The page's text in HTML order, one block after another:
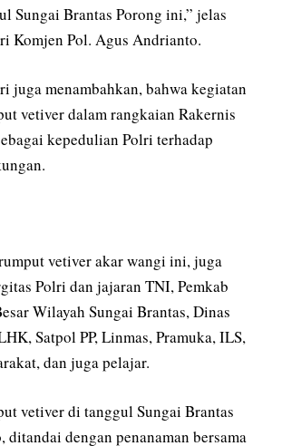
Sungai Brantas Porong ini,” jelas
Komjen Pol. Agus Andrianto.
juga menambahkan, bahwa kegiatan
vetiver dalam rangkaian Rakernis
kepedulian Polri terhadap
vetiver akar wangi ini, juga
Polri dan jajaran TNI, Pemkab
Wilayah Sungai Brantas, Dinas
Satpol PP, Linmas, Pramuka, ILS,
dan juga pelajar.
vetiver di tanggul Sungai Brantas
ditandai dengan penanaman bersama